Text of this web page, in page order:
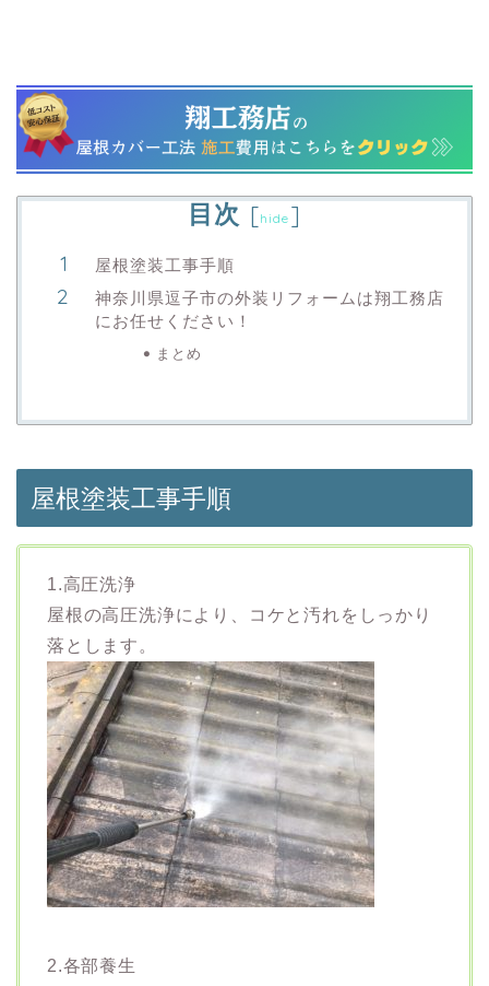
目次 [hide ]
屋根塗装工事手順
神奈川県逗子市の外装リフォームは翔工務店
にお任せください！
まとめ
屋根塗装工事手順
1.高圧洗浄
屋根の高圧洗浄により、コケと汚れをしっかり
落とします。
2.各部養生